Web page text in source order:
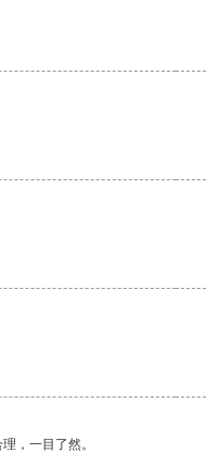
，一目了然。